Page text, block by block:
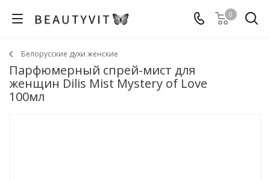
0
Белорусские духи женские
Парфюмерный спрей-мист для
женщин Dilis Mist Mystery of Love
100мл